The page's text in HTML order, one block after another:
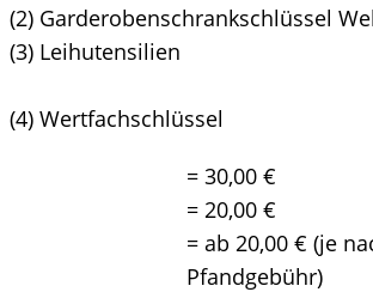
(2) Garderobenschrankschlüssel
(3) Leihutensilien
(4) Wertfachschlüssel
= 30,00 €
= 20,00 €
= ab 20,00 € (je
Pfandgebühr)